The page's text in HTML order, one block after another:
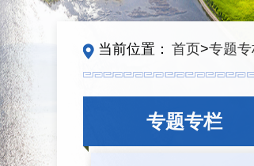
当前位置： 首页>专题专
专题专栏